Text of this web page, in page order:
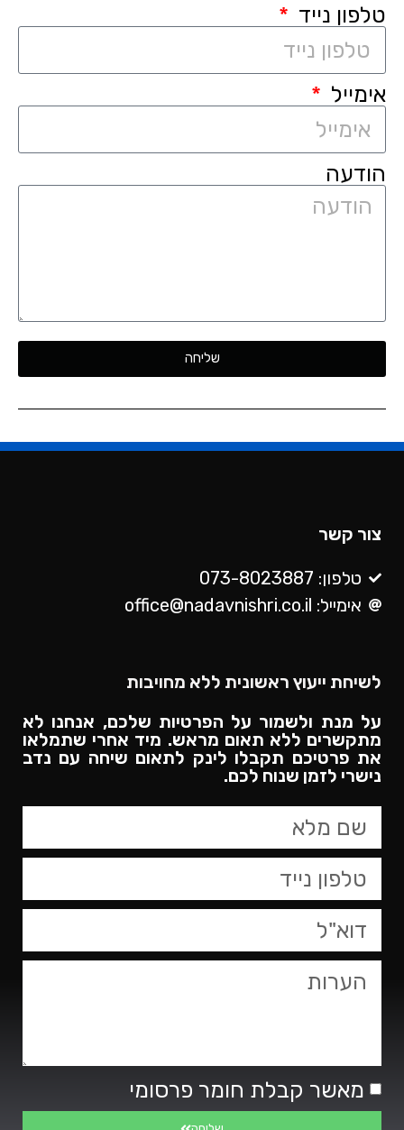
טלפון נייד
אימייל
הודעה
שליחה
צור קשר
טלפון: 073-8023887
אימייל: office@nadavnishri.co.il
לשיחת ייעוץ ראשונית ללא מחויבות
על מנת ולשמור על הפרטיות שלכם, אנחנו לא
מתקשרים ללא תאום מראש. מיד אחרי שתמלאו
את פרטיכם תקבלו לינק לתאום שיחה עם נדב
נישרי לזמן שנוח לכם.​
מאשר קבלת חומר פרסומי